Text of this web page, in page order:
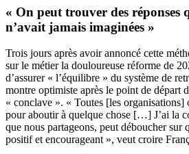
« On peut trouver des réponses
n’avait jamais imaginées »
Trois jours après avoir annoncé cette
sur le métier la douloureuse réforme de
d’assurer « l’équilibre » du système de
montre optimiste après le point de départ
« conclave ». « Toutes [les organisations]
pour aboutir à quelque chose […] J’ai la
que nous partageons, peut déboucher sur
positif et encourageant », veut croire